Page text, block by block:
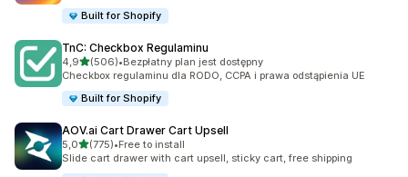
Built for Shopify
TnC: Checkbox Regulaminu
4,9na 5 gwiazdek
(506)
Łączna liczba recenzji: 506
•Bezpłatny plan jest dostępny
Checkbox regulaminu dla RODO, CCPA i prawa odstąpienia UE
Built for Shopify
AOV.ai Cart Drawer Cart Upsell
5,0na 5 gwiazdek
(775)
Łączna liczba recenzji: 775
•Free to install
Slide cart drawer with cart upsell, sticky cart, free shipping